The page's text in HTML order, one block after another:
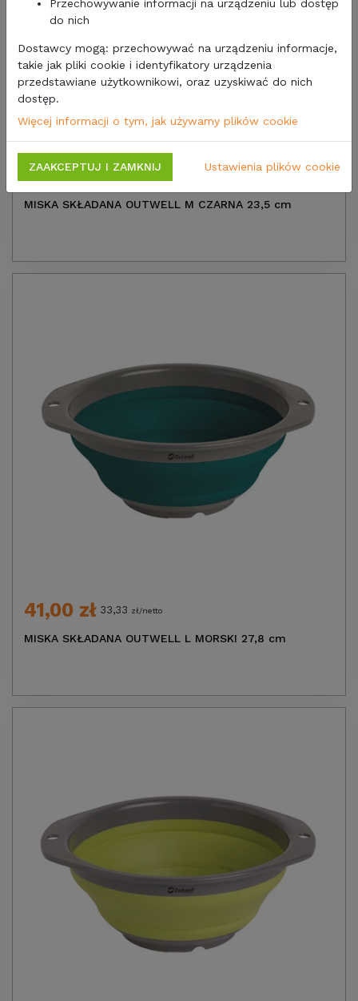
39,00 zł
MISKA SKŁADANA OUTWELL M CZARNA 23,5 cm
41,00 zł 33,33 zł/netto
MISKA SKŁADANA OUTWELL L MORSKI 27,8 cm
Przechowywanie informacji na urządzeniu lub dostęp
do nich
Dostawcy mogą: przechowywać na urządzeniu informacje,
takie jak pliki cookie i identyfikatory urządzenia
przedstawiane użytkownikowi, oraz uzyskiwać do nich
dostęp.
Więcej informacji o tym, jak używamy plików cookie
ZAAKCEPTUJ I ZAMKNIJ Ustawienia plików cookie